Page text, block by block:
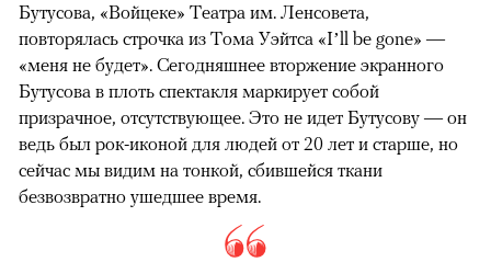
Бутусова, «Войцеке» Театра им. Ленсовета,
повторялась строчка из Тома Уэйтса «I’ll be gone» —
«меня не будет». Сегодняшнее вторжение экранного
Бутусова в плоть спектакля маркирует собой
призрачное, отсутствующее. Это не идет Бутусову — он
ведь был рок-иконой для людей от 20 лет и старше, но
сейчас мы видим на тонкой, сбившейся ткани
безвозвратно ушедшее время.